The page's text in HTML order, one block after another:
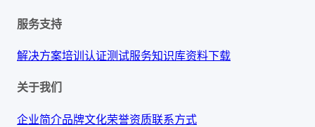
服务支持
解决方案培训认证测试服务知识库资料下载
关于我们
企业简介品牌文化荣誉资质联系方式